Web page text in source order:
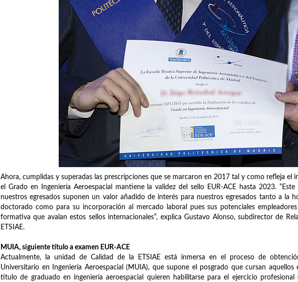
Ahora, cumplidas y superadas las prescripciones que se marcaron en 2017 tal y como refleja el
el Grado en Ingeniería Aeroespacial mantiene la validez del sello EUR-ACE hasta 2023.
nuestros egresados suponen un valor añadido de interés para nuestros egresados tanto a la
doctorado como para su incorporación al mercado laboral pues sus potenciales
formativa que avalan estos sellos internacionales”, explica Gustavo Alonso, subdirector de
ETSIAE.
MUIA, siguiente título a examen EUR-ACE
Actualmente, la unidad de Calidad de la ETSIAE está inmersa en el proceso de
Universitario en Ingeniería Aeroespacial (MUIA), que supone el posgrado que cursan
título de graduado en ingeniería aeroespacial quieren habilitarse para el ejercicio